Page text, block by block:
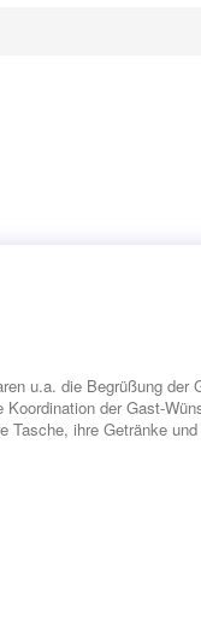
u.a. die Begrüßung der
der Gast-
Tasche, ihre Getränke